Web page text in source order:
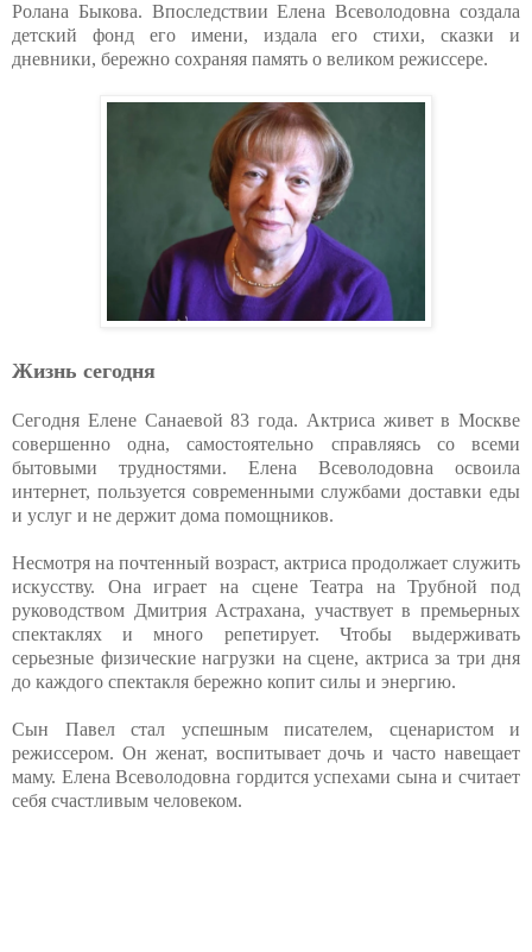
Ролана Быкова. Впоследствии Елена Всеволодовна создала
детский фонд его имени, издала его стихи, сказки и
дневники, бережно сохраняя память о великом режиссере.
Жизнь сегодня
Сегодня Елене Санаевой 83 года. Актриса живет в Москве
совершенно одна, самостоятельно справляясь со всеми
бытовыми трудностями. Елена Всеволодовна освоила
интернет, пользуется современными службами доставки еды
и услуг и не держит дома помощников.
Несмотря на почтенный возраст, актриса продолжает служить
искусству. Она играет на сцене Театра на Трубной под
руководством Дмитрия Астрахана, участвует в премьерных
спектаклях и много репетирует. Чтобы выдерживать
серьезные физические нагрузки на сцене, актриса за три дня
до каждого спектакля бережно копит силы и энергию.
Сын Павел стал успешным писателем, сценаристом и
режиссером. Он женат, воспитывает дочь и часто навещает
маму. Елена Всеволодовна гордится успехами сына и считает
себя счастливым человеком.